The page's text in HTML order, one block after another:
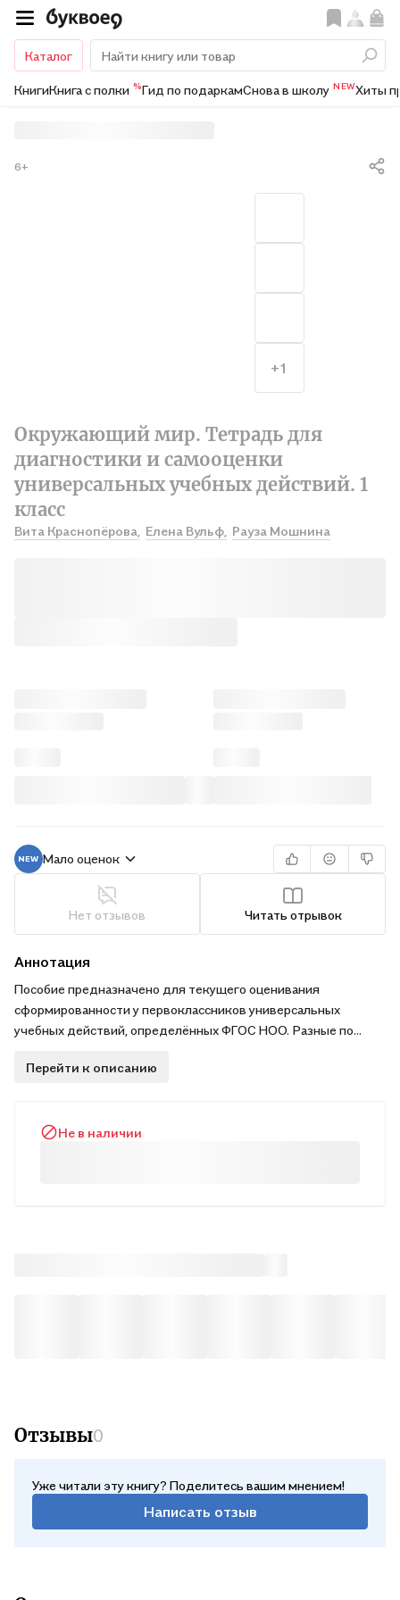
Каталог
КнигиКнига с полки %Гид по подаркамСнова в школу NEWХиты
Окружающий мир. Тетрадь для
диагностики и самооценки
универсальных учебных действий. 1
класс
Вита Краснопёрова, Елена Вульф, Рауза Мошнина
6+
Мало оценок
Нет отзывов Читать отрывок
+1
Аннотация
Пособие предназначено для текущего оценивания
сформированности у первоклассников универсальных
учебных действий, определённых ФГОС НОО. Разные по
задания и вопросов для самоконтроля. Это позволяет не
познавательной деятельности.
Перейти к описанию
Не в наличии
Отзывы0
Уже читали эту книгу? Поделитесь вашим мнением!
Написать отзыв